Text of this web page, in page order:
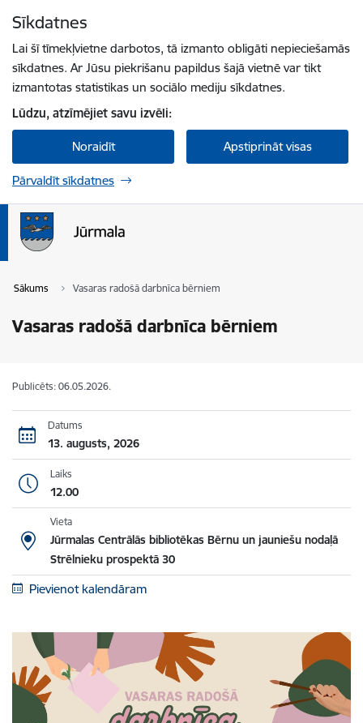
Sīkdatnes
Lai šī tīmekļvietne darbotos, tā izmanto obligāti nepieciešamās
sīkdatnes. Ar Jūsu piekrišanu papildus šajā vietnē var tikt
izmantotas statistikas un sociālo mediju sīkdatnes.
Lūdzu, atzīmējiet savu izvēli:
Noraidīt Apstiprināt visas
Pārvaldīt sīkdatnes
Sākums Vasaras radošā darbnīca bērniem
Vasaras radošā darbnīca bērniem
Publicēts: 06.05.2026.
Datums
13. augusts, 2026
Laiks
12.00
Vieta
Jūrmalas Centrālās bibliotēkas Bērnu un jauniešu nodaļā
Strēlnieku prospektā 30
Pievienot kalendāram